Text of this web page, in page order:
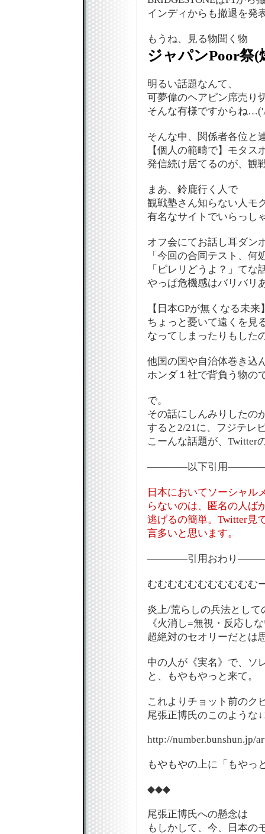
インディからも撤退を発
もうね、見る物聞く物
ジャパンPoor祭(
明るい話題なんて、
可夢偉のヘアピン席売り
そんな有様ですからね
そんな中、関係者各位と
【個人の範疇で】モタス
発信続け居てるのが、観
まあ、鈴鹿行く人で
観戦塾さん知らない人モ
有名なサイトでいらっし
オフ会にてお話し耳ダン
「今回の合同テスト、何
「ピレリどうよ？」て
やっぱ危機感はバリバリ
【日本GPが無くなる未来
ちょっと憂いて遠くを見
なってしまったりもした
他国の国や自治体巻き込
ホンダ１社で背負う物
で。
その話にしんみりしたの
すると2/21に、フジテレ
こーんな話題が、Twitter
――――以下引用
日本においてソーシャル
らないのは、匿名の人ば
逃げるの簡単。Twitter見
言多いと思います。
――――引用おわり
むむむむむむむむむむむ
炎上/荒らしの兵法として
《火消し=無視・反応し
超絶対のセオリーだとは
中の人が《実名》で、ソ
と、もやもやっと来て。
これよりチョット前のク
尾張正博氏のこのような
http://number.bunshun.jp/
もやもやの上に「もやっ
◆◆◆
尾張正博氏への懸念は
もしかして、今、日本の